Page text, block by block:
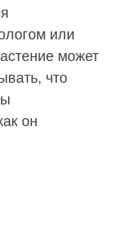
или
может
что
он